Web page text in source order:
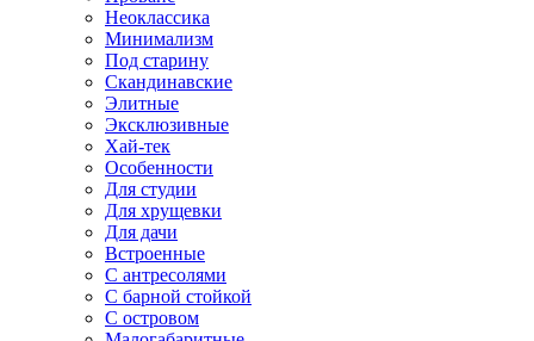
Неоклассика
Минимализм
Под старину
Скандинавские
Элитные
Эксклюзивные
Хай-тек
Особенности
Для студии
Для хрущевки
Для дачи
Встроенные
С антресолями
С барной стойкой
С островом